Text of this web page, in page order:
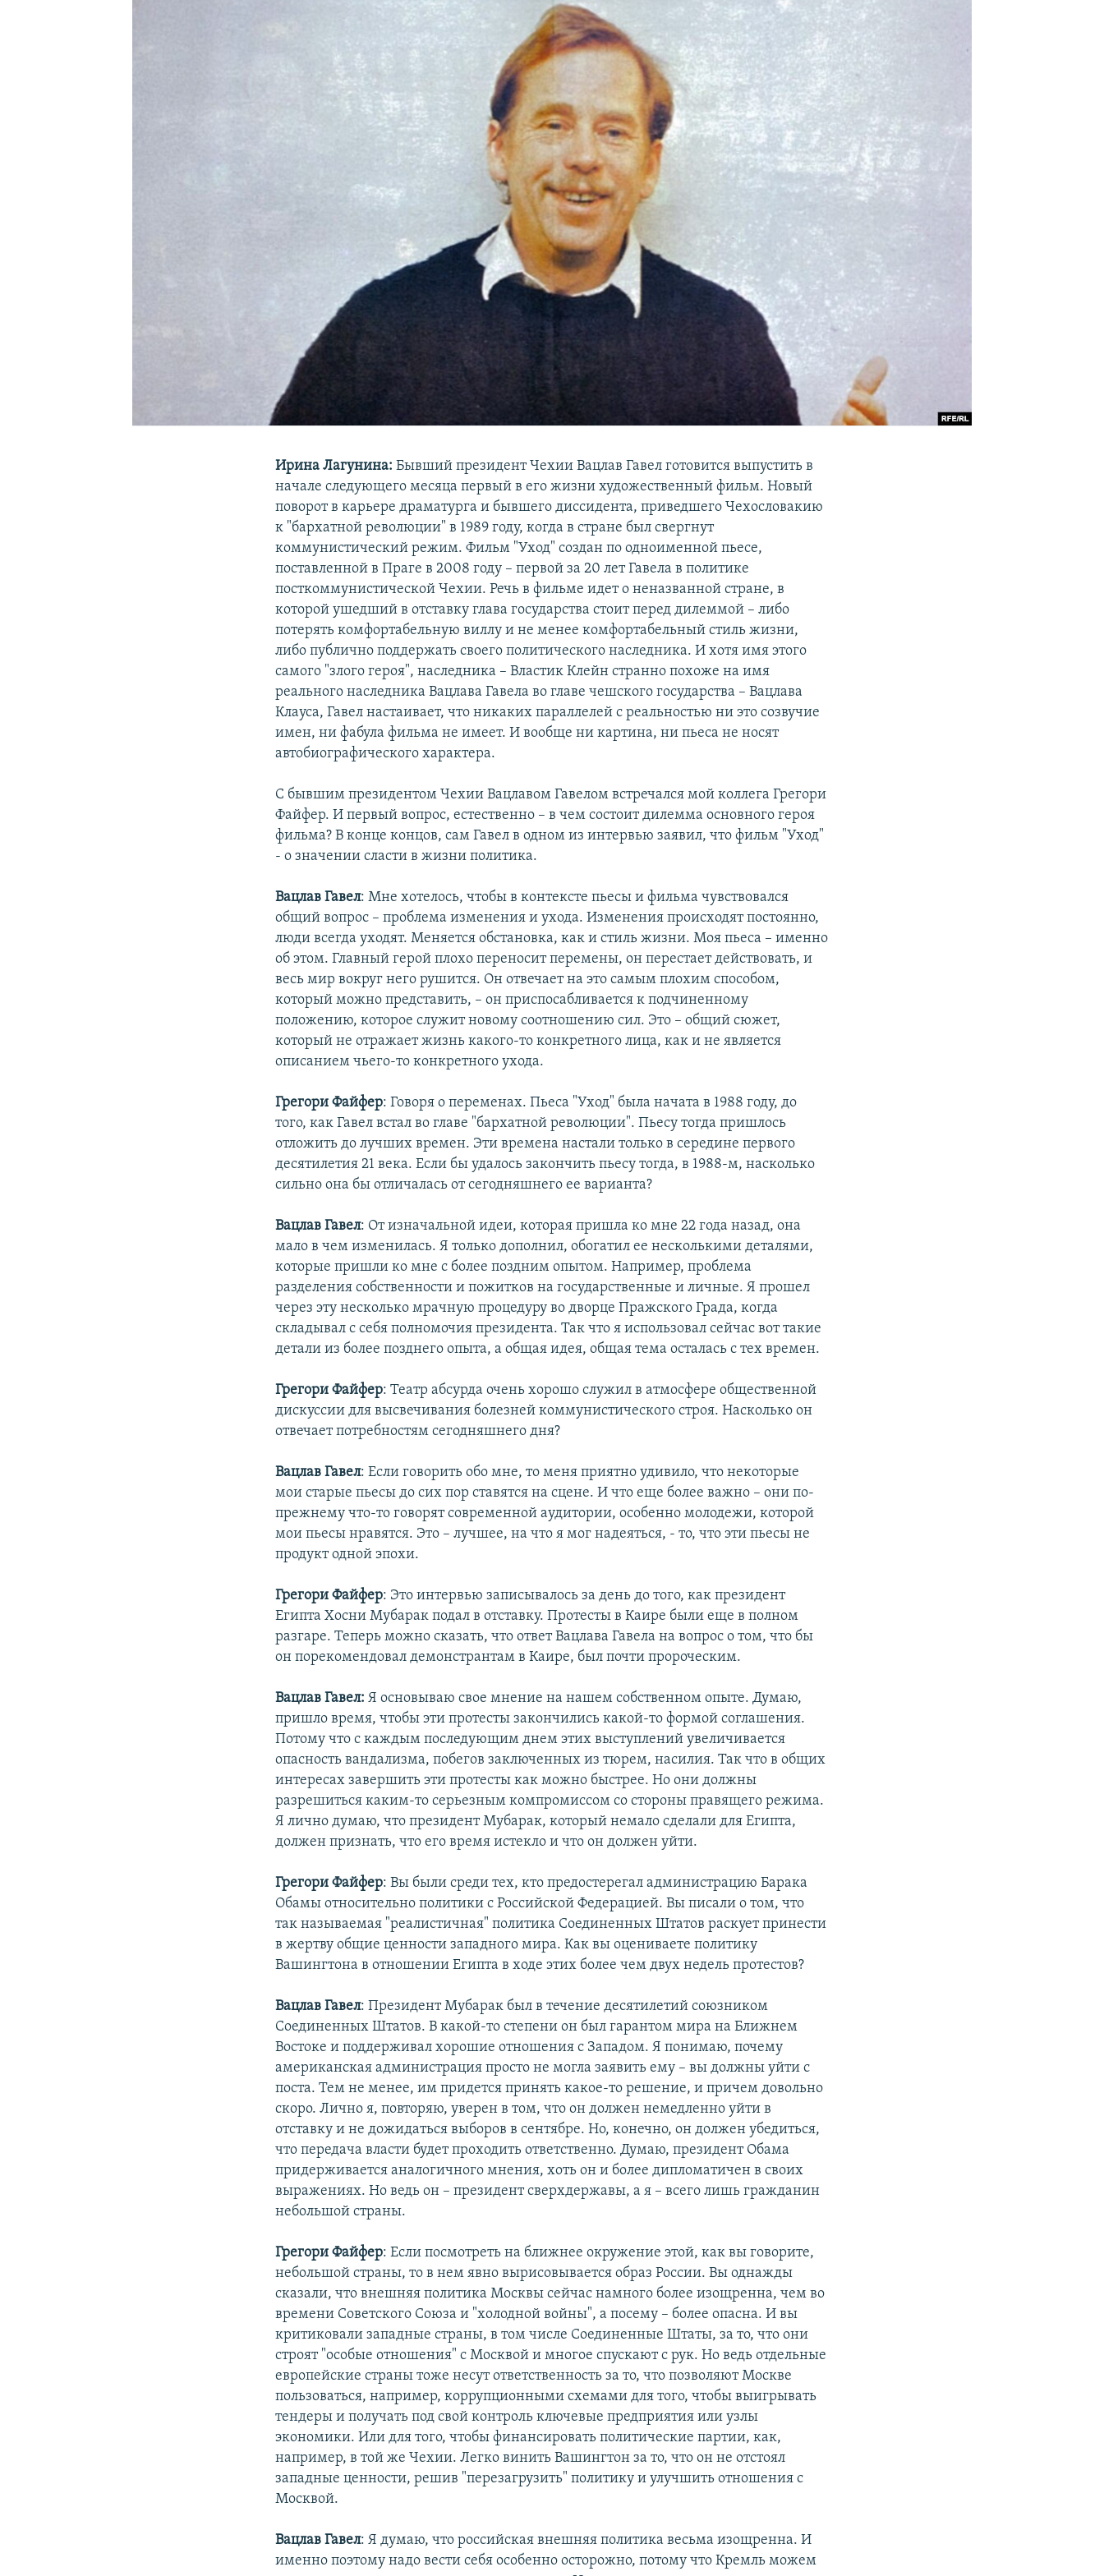
Ирина Лагунина: Бывший президент Чехии Вацлав Гавел готовится выпустить в
начале следующего месяца первый в его жизни художественный фильм. Новый
поворот в карьере драматурга и бывшего диссидента, приведшего Чехословакию
к "бархатной революции" в 1989 году, когда в стране был свергнут
коммунистический режим. Фильм "Уход" создан по одноименной пьесе,
поставленной в Праге в 2008 году – первой за 20 лет Гавела в политике
посткоммунистической Чехии. Речь в фильме идет о неназванной стране, в
которой ушедший в отставку глава государства стоит перед дилеммой – либо
потерять комфортабельную виллу и не менее комфортабельный стиль жизни,
либо публично поддержать своего политического наследника. И хотя имя этого
самого "злого героя", наследника – Властик Клейн странно похоже на имя
реального наследника Вацлава Гавела во главе чешского государства – Вацлава
Клауса, Гавел настаивает, что никаких параллелей с реальностью ни это созвучие
имен, ни фабула фильма не имеет. И вообще ни картина, ни пьеса не носят
автобиографического характера.
С бывшим президентом Чехии Вацлавом Гавелом встречался мой коллега Грегори
Файфер. И первый вопрос, естественно – в чем состоит дилемма основного героя
фильма? В конце концов, сам Гавел в одном из интервью заявил, что фильм "Уход"
- о значении сласти в жизни политика.
Вацлав Гавел: Мне хотелось, чтобы в контексте пьесы и фильма чувствовался
общий вопрос – проблема изменения и ухода. Изменения происходят постоянно,
люди всегда уходят. Меняется обстановка, как и стиль жизни. Моя пьеса – именно
об этом. Главный герой плохо переносит перемены, он перестает действовать, и
весь мир вокруг него рушится. Он отвечает на это самым плохим способом,
который можно представить, – он приспосабливается к подчиненному
положению, которое служит новому соотношению сил. Это – общий сюжет,
который не отражает жизнь какого-то конкретного лица, как и не является
описанием чьего-то конкретного ухода.
Грегори Файфер: Говоря о переменах. Пьеса "Уход" была начата в 1988 году, до
того, как Гавел встал во главе "бархатной революции". Пьесу тогда пришлось
отложить до лучших времен. Эти времена настали только в середине первого
десятилетия 21 века. Если бы удалось закончить пьесу тогда, в 1988-м, насколько
сильно она бы отличалась от сегодняшнего ее варианта?
Вацлав Гавел: От изначальной идеи, которая пришла ко мне 22 года назад, она
мало в чем изменилась. Я только дополнил, обогатил ее несколькими деталями,
которые пришли ко мне с более поздним опытом. Например, проблема
разделения собственности и пожитков на государственные и личные. Я прошел
через эту несколько мрачную процедуру во дворце Пражского Града, когда
складывал с себя полномочия президента. Так что я использовал сейчас вот такие
детали из более позднего опыта, а общая идея, общая тема осталась с тех времен.
Грегори Файфер: Театр абсурда очень хорошо служил в атмосфере общественной
дискуссии для высвечивания болезней коммунистического строя. Насколько он
отвечает потребностям сегодняшнего дня?
Вацлав Гавел: Если говорить обо мне, то меня приятно удивило, что некоторые
мои старые пьесы до сих пор ставятся на сцене. И что еще более важно – они по-
прежнему что-то говорят современной аудитории, особенно молодежи, которой
мои пьесы нравятся. Это – лучшее, на что я мог надеяться, - то, что эти пьесы не
продукт одной эпохи.
Грегори Файфер: Это интервью записывалось за день до того, как президент
Египта Хосни Мубарак подал в отставку. Протесты в Каире были еще в полном
разгаре. Теперь можно сказать, что ответ Вацлава Гавела на вопрос о том, что бы
он порекомендовал демонстрантам в Каире, был почти пророческим.
Вацлав Гавел:Я основываю свое мнение на нашем собственном опыте. Думаю,
пришло время, чтобы эти протесты закончились какой-то формой соглашения.
Потому что с каждым последующим днем этих выступлений увеличивается
опасность вандализма, побегов заключенных из тюрем, насилия. Так что в общих
интересах завершить эти протесты как можно быстрее. Но они должны
разрешиться каким-то серьезным компромиссом со стороны правящего режима.
Я лично думаю, что президент Мубарак, который немало сделали для Египта,
должен признать, что его время истекло и что он должен уйти.
Грегори Файфер: Вы были среди тех, кто предостерегал администрацию Барака
Обамы относительно политики с Российской Федерацией. Вы писали о том, что
так называемая "реалистичная" политика Соединенных Штатов раскует принести
в жертву общие ценности западного мира. Как вы оцениваете политику
Вашингтона в отношении Египта в ходе этих более чем двух недель протестов?
Вацлав Гавел: Президент Мубарак был в течение десятилетий союзником
Соединенных Штатов. В какой-то степени он был гарантом мира на Ближнем
Востоке и поддерживал хорошие отношения с Западом. Я понимаю, почему
американская администрация просто не могла заявить ему – вы должны уйти с
поста. Тем не менее, им придется принять какое-то решение, и причем довольно
скоро. Лично я, повторяю, уверен в том, что он должен немедленно уйти в
отставку и не дожидаться выборов в сентябре. Но, конечно, он должен убедиться,
что передача власти будет проходить ответственно. Думаю, президент Обама
придерживается аналогичного мнения, хоть он и более дипломатичен в своих
выражениях. Но ведь он – президент сверхдержавы, а я – всего лишь гражданин
небольшой страны.
Грегори Файфер: Если посмотреть на ближнее окружение этой, как вы говорите,
небольшой страны, то в нем явно вырисовывается образ России. Вы однажды
сказали, что внешняя политика Москвы сейчас намного более изощренна, чем во
времени Советского Союза и "холодной войны", а посему – более опасна. И вы
критиковали западные страны, в том числе Соединенные Штаты, за то, что они
строят "особые отношения" с Москвой и многое спускают с рук. Но ведь отдельные
европейские страны тоже несут ответственность за то, что позволяют Москве
пользоваться, например, коррупционными схемами для того, чтобы выигрывать
тендеры и получать под свой контроль ключевые предприятия или узлы
экономики. Или для того, чтобы финансировать политические партии, как,
например, в той же Чехии. Легко винить Вашингтон за то, что он не отстоял
западные ценности, решив "перезагрузить" политику и улучшить отношения с
Москвой.
Вацлав Гавел: Я думаю, что российская внешняя политика весьма изощренна. И
именно поэтому надо вести себя особенно осторожно, потому что Кремль можем